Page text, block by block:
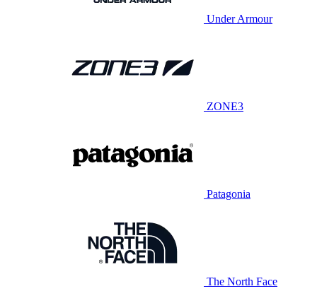
Under Armour
ZONE3
Patagonia
The North Face